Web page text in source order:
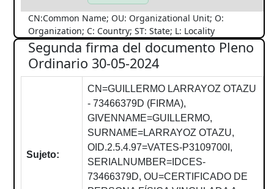
CN:Common Name; OU: Organizational Unit; O:
Organization; C: Country; ST: State; L: Locality
Segunda firma del documento Pleno
Ordinario 30-05-2024
Sujeto:
CN=GUILLERMO LARRAYOZ OTAZU
- 73466379D (FIRMA),
GIVENNAME=GUILLERMO,
SURNAME=LARRAYOZ OTAZU,
OID.2.5.4.97=VATES-P3109700I,
SERIALNUMBER=IDCES-
73466379D, OU=CERTIFICADO DE